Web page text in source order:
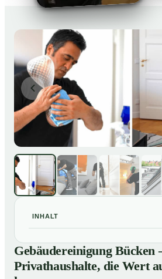
INHALT
01Gebäudereinigung Bücken – für
Wert auf Sauberkeit legen
Gebäudereinigung Bücken
Privathaushalte, die Wert